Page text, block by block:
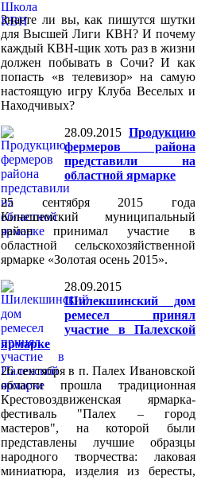
Знаете ли вы, как пишутся шутки
для Высшей Лиги КВН? И почему
каждый КВН-щик хоть раз в жизни
должен побывать в Сочи? И как
попасть «в телевизор» на самую
настоящую игру Клуба Веселых и
Находчивых?
28.09.2015 Продукцию
фермеров района
представили на
областной ярмарке
25 сентября 2015 года
Кинешемский муниципальный
район принимал участие в
областной сельскохозяйственной
ярмарке «Золотая осень 2015».
28.09.2015
Шилекшинский дом
ремесел принял
участие в Палехской
ярмарке
26 сентября в п. Палех Ивановской
области прошла традиционная
Крестовоздвиженская ярмарка-
фестиваль "Палех – город
мастеров", на которой были
представлены лучшие образцы
народного творчества: лаковая
миниатюра, изделия из бересты,